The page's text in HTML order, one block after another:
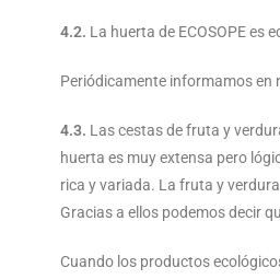
4.2. La huerta de ECOSOPE es
Periódicamente informamos en
4.3. Las cestas de fruta y
huerta es muy extensa pero
rica y variada. La fruta y
Gracias a ellos podemos decir
Cuando los productos